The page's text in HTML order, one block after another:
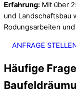
Erfahrung: Mit über
und Landschaftsbau
Rodungsarbeiten
ANFRAGE
Häufige